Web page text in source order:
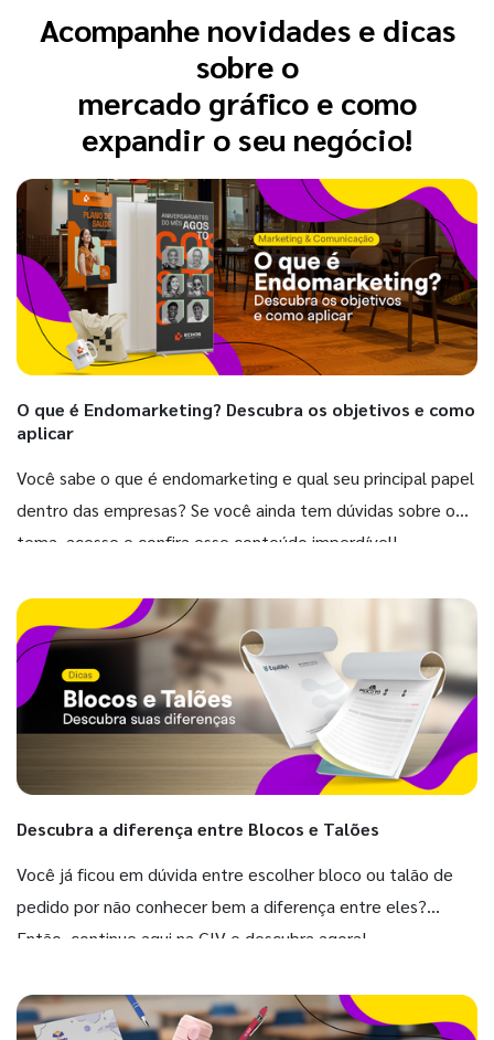
Acompanhe novidades e dicas
sobre o
mercado gráfico e como
expandir o seu negócio!
O que é Endomarketing? Descubra os objetivos e como
aplicar
Você sabe o que é endomarketing e qual seu principal papel
dentro das empresas? Se você ainda tem dúvidas sobre o
tema, acesse e confira esse conteúdo imperdível!
Descubra a diferença entre Blocos e Talões
Você já ficou em dúvida entre escolher bloco ou talão de
pedido por não conhecer bem a diferença entre eles?
Então, continue aqui na GIV e descubra agora!